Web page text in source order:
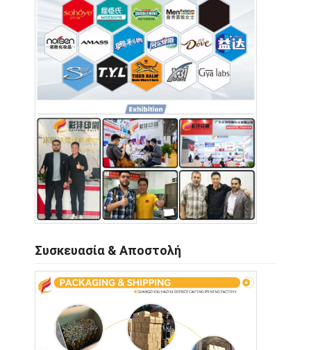
Συσκευασία & Αποστολή